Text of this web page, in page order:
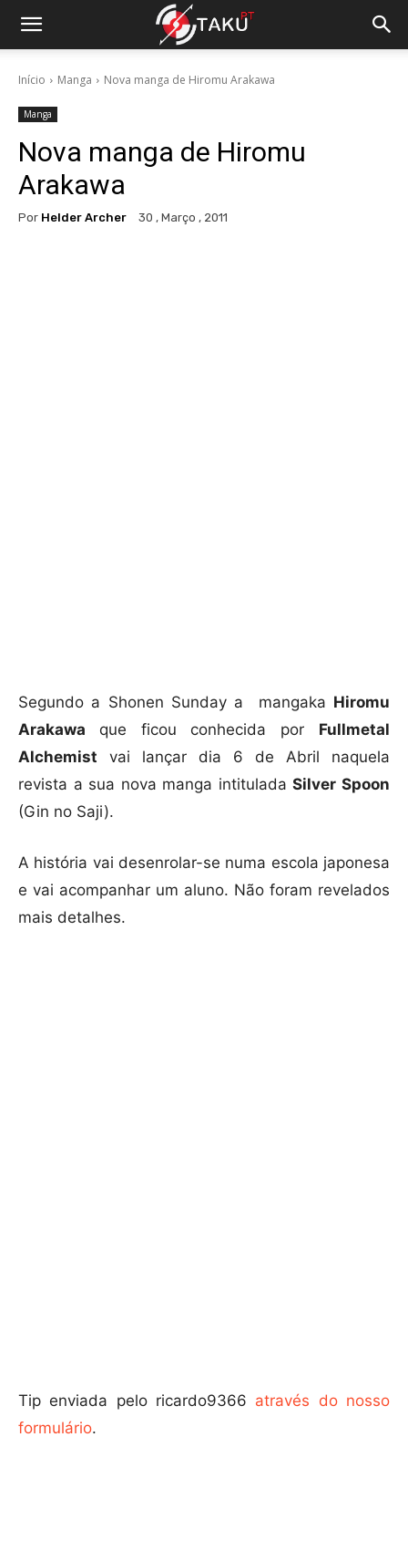
Início Manga Nova manga de Hiromu Arakawa
Manga
Nova manga de Hiromu
Arakawa
Por Helder Archer 30 , Março , 2011
Segundo a Shonen Sunday a mangaka Hiromu
Arakawa que ficou conhecida por Fullmetal
Alchemist vai lançar dia 6 de Abril naquela
revista a sua nova manga intituladaSilver Spoon
(Gin no Saji).
A história vai desenrolar-se numa escola japonesa
e vai acompanhar um aluno. Não foram revelados
mais detalhes.
Tip enviada pelo ricardo9366 através do nosso
formulário.